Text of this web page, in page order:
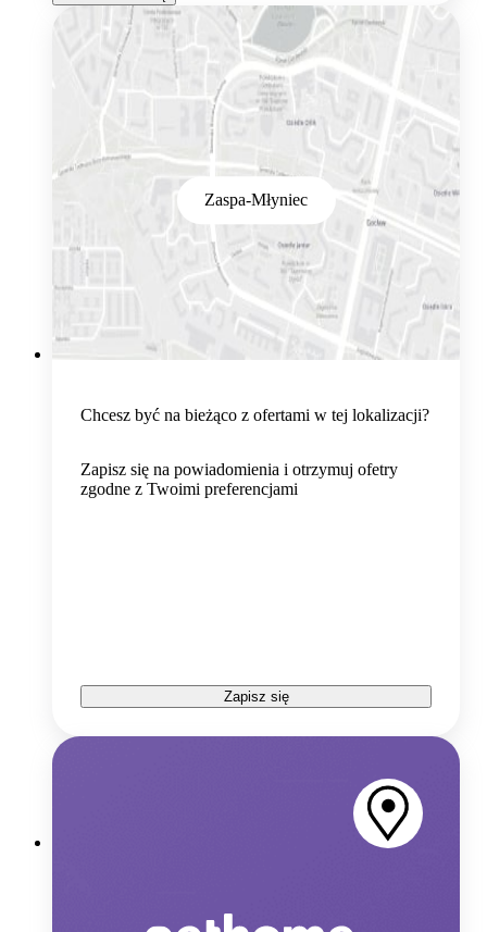
Zaspa-Młyniec
Chcesz być na bieżąco z ofertami w tej lokalizacji?
Zapisz się na powiadomienia i otrzymuj ofetry
zgodne z Twoimi preferencjami
Zapisz się